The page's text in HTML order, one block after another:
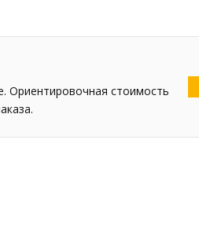
Ориентировочная стоимость